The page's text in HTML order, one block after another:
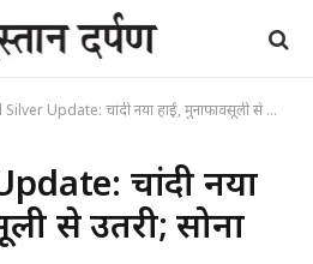
Update: चांदी नया हाई, मुनाफावसूली से उतरी; सोना स्थिर
चांदी नया
से उतरी; सोना